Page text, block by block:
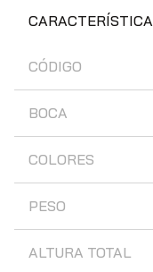
CÓDIGO
BOCA
COLORES
PESO
ALTURA TOTAL